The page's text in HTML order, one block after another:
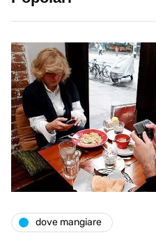
dove mangiare